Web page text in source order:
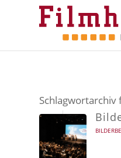
Schlagwortarchiv